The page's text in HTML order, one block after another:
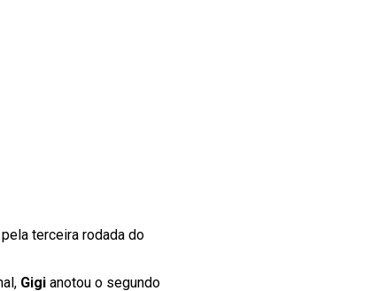
terceira rodada do
Gigi anotou o segundo